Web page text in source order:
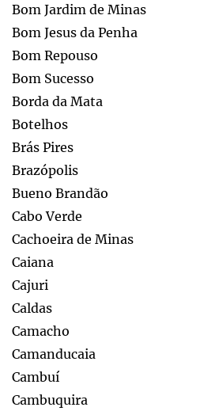
Bom Jardim de Minas
Bom Jesus da Penha
Bom Repouso
Bom Sucesso
Borda da Mata
Botelhos
Brás Pires
Brazópolis
Bueno Brandão
Cabo Verde
Cachoeira de Minas
Caiana
Cajuri
Caldas
Camacho
Camanducaia
Cambuí
Cambuquira